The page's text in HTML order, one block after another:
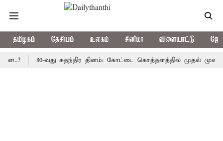
தமிழகம் தேசியம் உலகம் சினிமா விளையாட்டு
80-வது சுதந்திர தினம்: கோட்டை கொத்தளத்தில் முதல் முறையாக